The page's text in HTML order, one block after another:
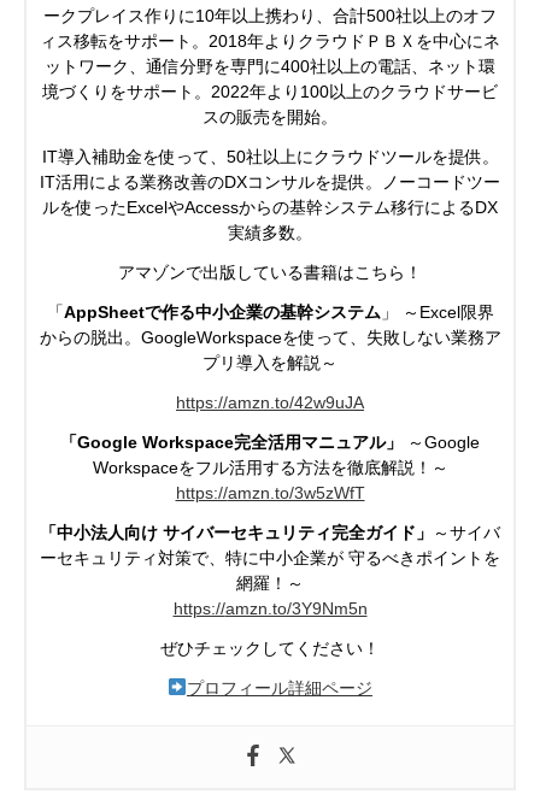
ークプレイス作りに10年以上携わり、合計500社以上のオフ
ィス移転をサポート。2018年よりクラウドＰＢＸを中心にネ
ットワーク、通信分野を専門に400社以上の電話、ネット環
境づくりをサポート。2022年より100以上のクラウドサービ
スの販売を開始。
IT導入補助金を使って、50社以上にクラウドツールを提供。
IT活用による業務改善のDXコンサルを提供。ノーコードツー
ルを使ったExcelやAccessからの基幹システム移行によるDX
実績多数。
アマゾンで出版している書籍はこちら！
「AppSheetで作る中小企業の基幹システム 」 ～Excel限界
からの脱出。GoogleWorkspaceを使って、失敗しない業務ア
プリ導入を解説～
https://amzn.to/42w9uJA
「Google Workspace完全活用マニュアル」
～Google
Workspaceをフル活用する方法を徹底解説！～
https://amzn.to/3w5zWfT
「中小法人向け サイバーセキュリティ完全ガイド」
～サイバ
ーセキュリティ対策で、特に中小企業が 守るべきポイントを
網羅！～
https://amzn.to/3Y9Nm5n
ぜひチェックしてください！
プロフィール詳細ページ